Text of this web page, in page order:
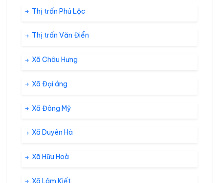
Thị trấn Phú Lộc
Thị trấn Văn Điển
Xã Châu Hưng
Xã Đại áng
Xã Đông Mỹ
Xã Duyên Hà
Xã Hữu Hoà
Xã Lâm Kiết